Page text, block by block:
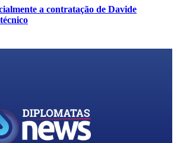
a contratação de Davide